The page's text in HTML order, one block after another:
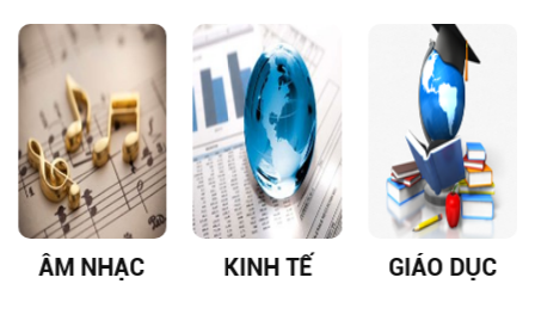
ÂM NHẠC KINH TẾ GIÁO DỤC